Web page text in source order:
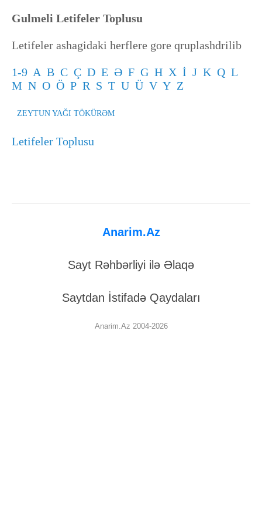
Gulmeli Letifeler Toplusu
Letifeler ashagidaki herflere gore qruplashdrilib
1-9 A B C Ç D E Ə F G H X İ J K Q L
M N O Ö P R S T U Ü V Y Z
ZEYTUN YAĞI TÖKÜRƏM
Letifeler Toplusu
Anarim.Az
Sayt Rəhbərliyi ilə Əlaqə
Saytdan İstifadə Qaydaları
Anarim.Az 2004-2026